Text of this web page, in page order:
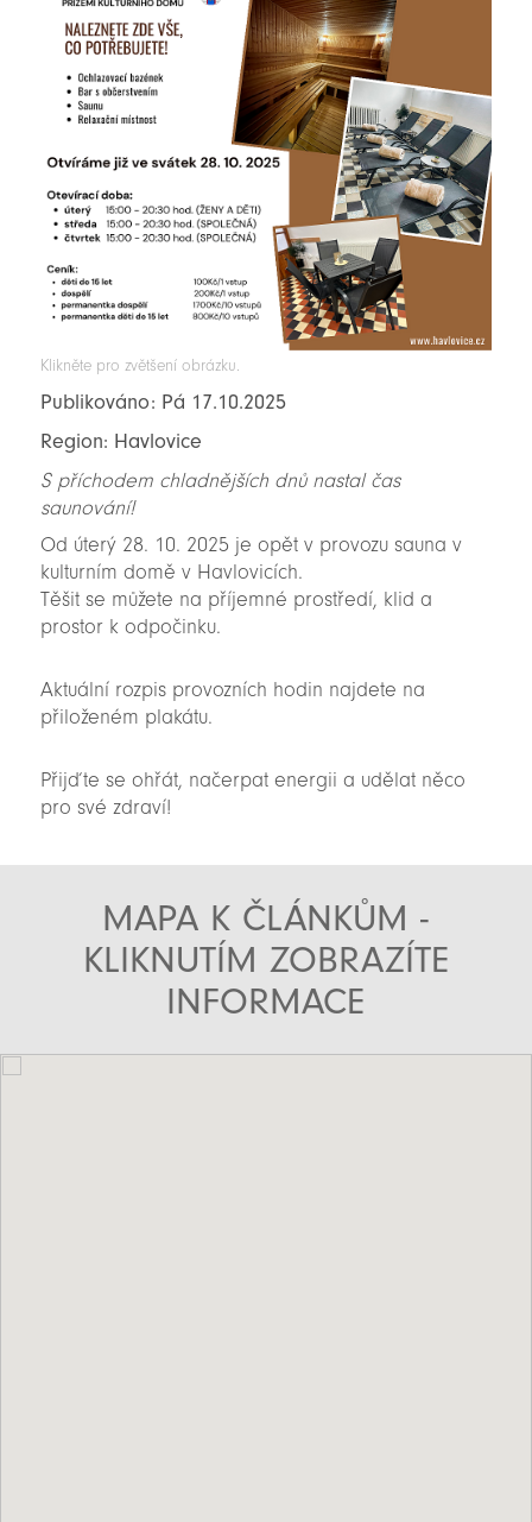
Klikněte pro zvětšení obrázku.
Publikováno: Pá 17.10.2025
Region: Havlovice
S příchodem chladnějších dnů nastal čas
saunování!
Od úterý 28. 10. 2025 je opět v provozu sauna v
kulturním domě v Havlovicích.
Těšit se můžete na příjemné prostředí, klid a
prostor k odpočinku.
Aktuální rozpis provozních hodin najdete na
přiloženém plakátu.
Přijďte se ohřát, načerpat energii a udělat něco
pro své zdraví!
MAPA K ČLÁNKŮM -
KLIKNUTÍM ZOBRAZÍTE
INFORMACE